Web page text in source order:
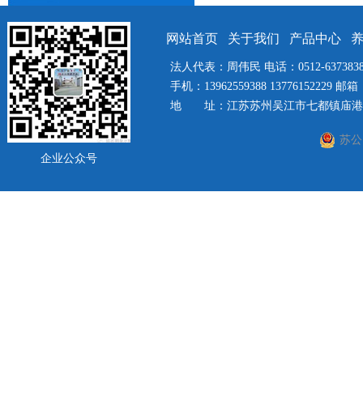
网站首页 关于我们 产品中心
法人代表：周伟民 电话：0512-
手机：13962559388 13776152229 邮
地 址：江苏苏州吴江市七都镇庙港
苏
企业公众号